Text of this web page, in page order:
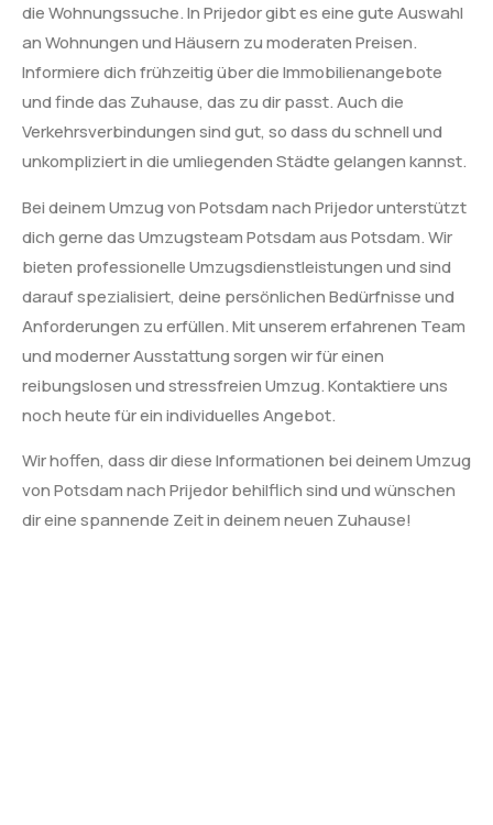
die Wohnungssuche. In Prijedor gibt es eine gute Auswahl
an Wohnungen und Häusern zu moderaten Preisen.
Informiere dich frühzeitig über die Immobilienangebote
und finde das Zuhause, das zu dir passt. Auch die
Verkehrsverbindungen sind gut, so dass du schnell und
unkompliziert in die umliegenden Städte gelangen kannst.
Bei deinem Umzug von Potsdam nach Prijedor unterstützt
dich gerne das Umzugsteam Potsdam aus Potsdam. Wir
bieten professionelle Umzugsdienstleistungen und sind
darauf spezialisiert, deine persönlichen Bedürfnisse und
Anforderungen zu erfüllen. Mit unserem erfahrenen Team
und moderner Ausstattung sorgen wir für einen
reibungslosen und stressfreien Umzug. Kontaktiere uns
noch heute für ein individuelles Angebot.
Wir hoffen, dass dir diese Informationen bei deinem Umzug
von Potsdam nach Prijedor behilflich sind und wünschen
dir eine spannende Zeit in deinem neuen Zuhause!